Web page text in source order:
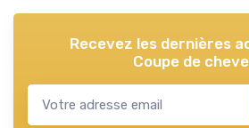
Recevez les dernières
Coupe de